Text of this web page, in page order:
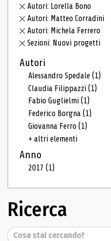
Autori: Lorella Bono
Autori: Matteo Corradini
Autori: Michela Ferrero
Sezioni: Nuovi progetti
Autori
Alessandro Spedale(1)
Claudia Filippazzi(1)
Fabio Guglielmi(1)
Federico Borgna(1)
Giovanna Ferro(1)
+ altri elementi
Anno
2017(1)
Ricerca
Cerca